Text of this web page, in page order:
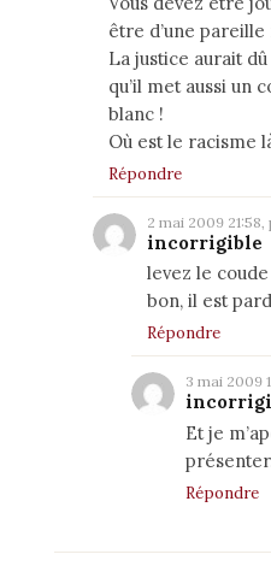
être d’une
La justice aurait
qu’il met aussi un
blanc !
Où est le racisme
Répondre
2 mai 2009
incorrigible
levez le
bon, il est
Répondre
3 mai 2009
Et je
Répondre